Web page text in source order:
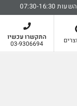
16:30
התקשרו עכשיו
03-9306694